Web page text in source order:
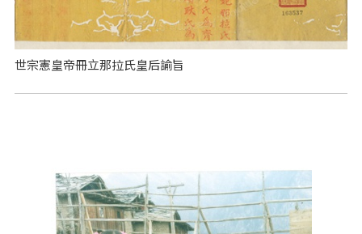
世宗憲皇帝冊立那拉氏皇后諭旨